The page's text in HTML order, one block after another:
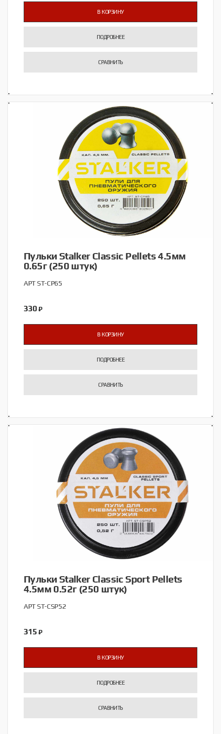
В КОРЗИНУ
ПОДРОБНЕЕ
СРАВНИТЬ
Пульки Stalker Classic Pellets 4.5мм
0.65г (250 штук)
АРТ ST-CP65
330 ₽
В КОРЗИНУ
ПОДРОБНЕЕ
СРАВНИТЬ
Пульки Stalker Classic Sport Pellets
4.5мм 0.52г (250 штук)
АРТ ST-CSP52
315 ₽
В КОРЗИНУ
ПОДРОБНЕЕ
СРАВНИТЬ